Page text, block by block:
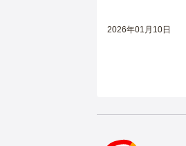
2026年01月10日